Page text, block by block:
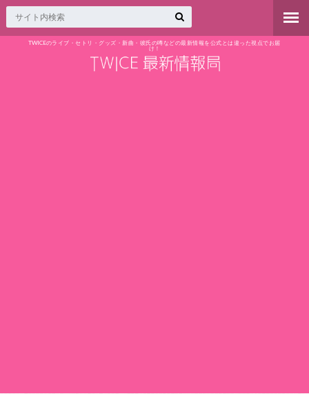
TWICEのライブ・セトリ・グッズ・新曲・彼氏の噂などの最新情報を公式とは違った視点でお届
け！